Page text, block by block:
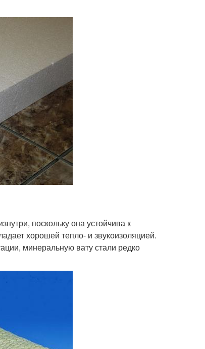
поскольку она устойчива к
хорошей тепло- и звукоизоляцией.
минеральную вату стали редко